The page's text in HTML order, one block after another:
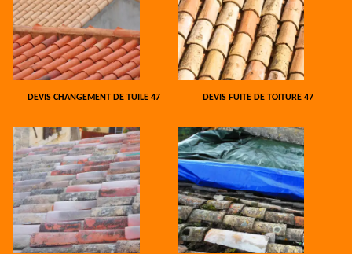
DEVIS CHANGEMENT DE TUILE 47 DEVIS FUITE DE TOITURE 47